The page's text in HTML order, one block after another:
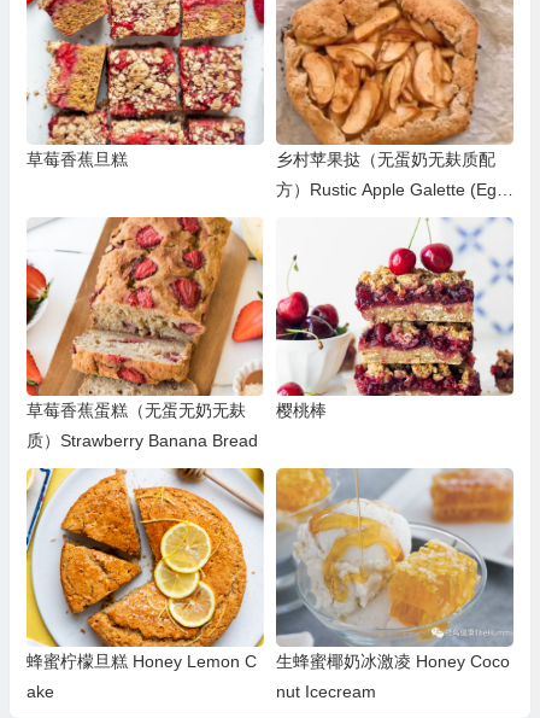
草莓香蕉旦糕
乡村苹果挞（无蛋奶无麸质配
方）Rustic Apple Galette (Egg/
草莓香蕉蛋糕（无蛋无奶无麸
质）Strawberry Banana Bread
樱桃棒
蜂蜜柠檬旦糕 Honey Lemon C
ake
生蜂蜜椰奶冰激凌 Honey Coco
nut Icecream